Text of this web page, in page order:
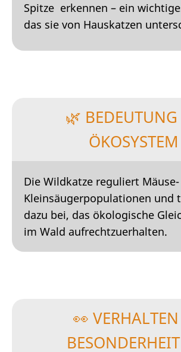
Spitze erkennen – ein
das sie von Hauskatzen
🌿
ÖKOSYSTEM
Die Wildkatze reguliert
Kleinsäugerpopulationen und
dazu bei, das ökologische
im Wald aufrechtzuerhalten.
👀